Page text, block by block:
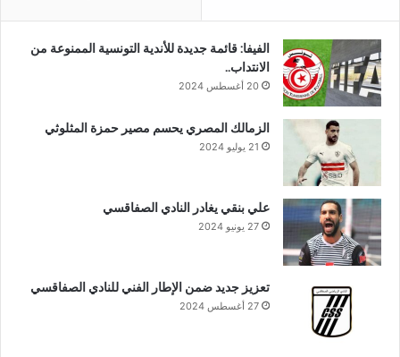
الفيفا: قائمة جديدة للأندية التونسية الممنوعة من
الانتداب..
20 أغسطس 2024
الزمالك المصري يحسم مصير حمزة المثلوثي
21 يوليو 2024
علي بنقي يغادر النادي الصفاقسي
27 يونيو 2024
تعزيز جديد ضمن الإطار الفني للنادي الصفاقسي
27 أغسطس 2024